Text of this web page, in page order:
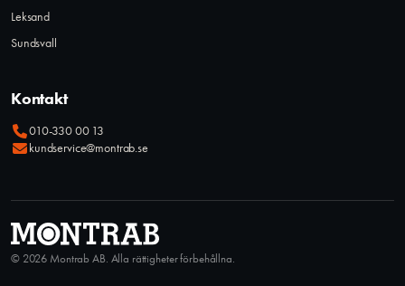
Leksand
Sundsvall
Kontakt
010-330 00 13
kundservice@montrab.se
© 2026 Montrab AB. Alla rättigheter förbehållna.